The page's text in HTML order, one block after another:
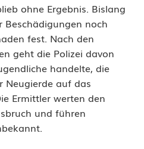
ohne Ergebnis. Bislang
Beschädigungen noch
fest. Nach den
geht die Polizei davon
handelte, die
Neugierde auf das
Ermittler werten den
und führen